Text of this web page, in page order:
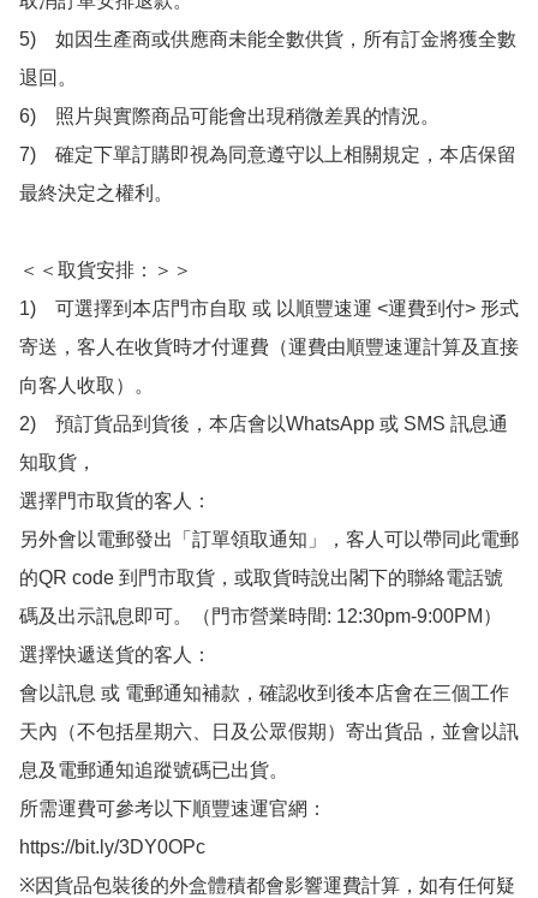
5)　如因生產商或供應商未能全數供貨，所有訂金將獲全數
退回。
6)　照片與實際商品可能會出現稍微差異的情況。
7)　確定下單訂購即視為同意遵守以上相關規定，本店保留
最終決定之權利。
＜＜取貨安排：＞＞
1)　可選擇到本店門市自取 或 以順豐速運 <運費到付> 形式
寄送，客人在收貨時才付運費（運費由順豐速運計算及直接
向客人收取）。
2)　預訂貨品到貨後，本店會以WhatsApp 或 SMS 訊息通
知取貨，
選擇門市取貨的客人：
另外會以電郵發出「訂單領取通知」，客人可以帶同此電郵
的QR code 到門市取貨，或取貨時說出閣下的聯絡電話號
碼及出示訊息即可。（門市營業時間: 12:30pm-9:00PM）
選擇快遞送貨的客人：
會以訊息 或 電郵通知補款，確認收到後本店會在三個工作
天內（不包括星期六、日及公眾假期）寄出貨品，並會以訊
息及電郵通知追蹤號碼已出貨。
所需運費可參考以下順豐速運官網：
https://bit.ly/3DY0OPc
※因貨品包裝後的外盒體積都會影響運費計算，如有任何疑